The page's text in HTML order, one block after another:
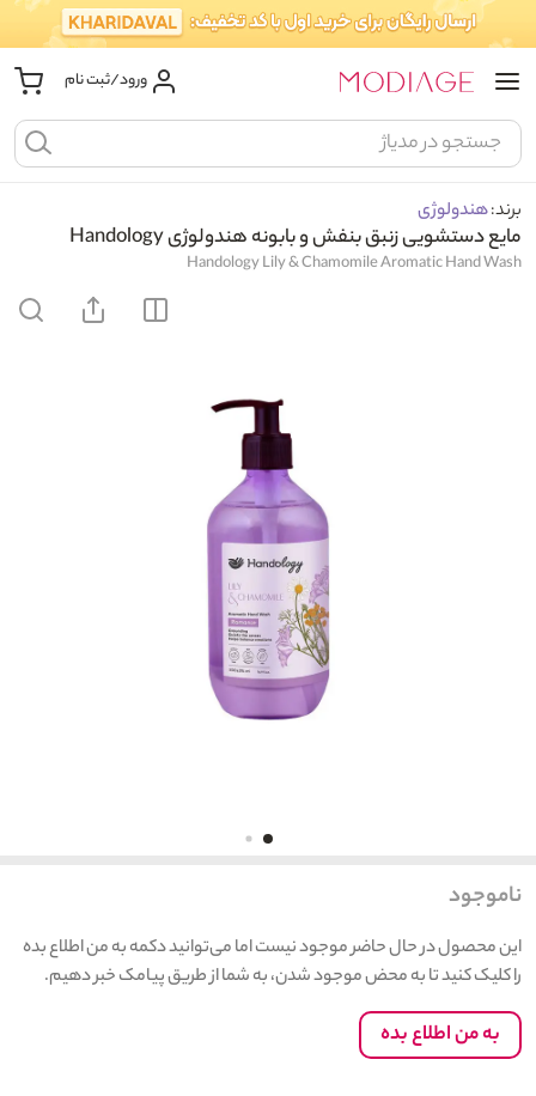
ورود/ثبت نام
برند:هندولوژی
مایع دستشویی زنبق بنفش و بابونه هندولوژی Handology
Handology Lily & Chamomile Aromatic Hand Wash
ناموجود
این محصول در حال حاضر موجود نیست اما می‌توانید دکمه به من اطلاع بده
را کلیک کنید تا به محض موجود شدن، به شما از طریق پیامک خبر دهیم.
به من اطلاع بده